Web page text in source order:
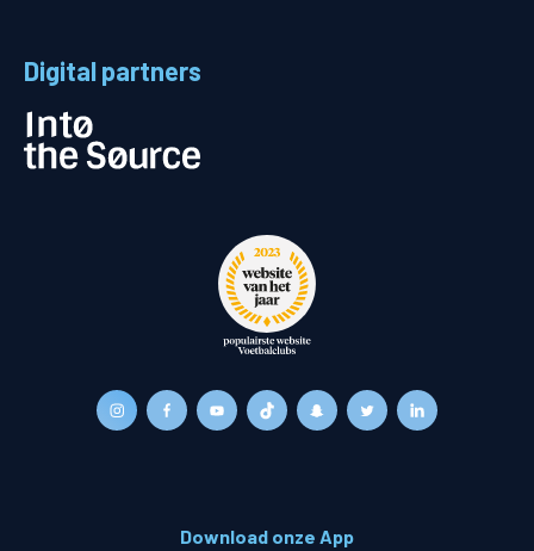
Digital partners
Download onze App